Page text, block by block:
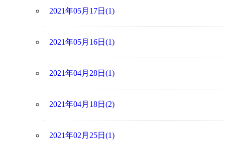
2021年05月17日(1)
2021年05月16日(1)
2021年04月28日(1)
2021年04月18日(2)
2021年02月25日(1)